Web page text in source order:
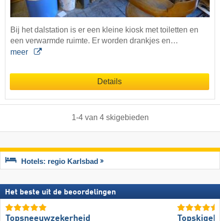
Bij het dalstation is er een kleine kiosk met toiletten en
een verwarmde ruimte. Er worden drankjes en…
meer
Details
1-4van 4 skigebieden
Hotels: regio Karlsbad
Het beste uit de beoordelingen
Topsneeuwzekerheid